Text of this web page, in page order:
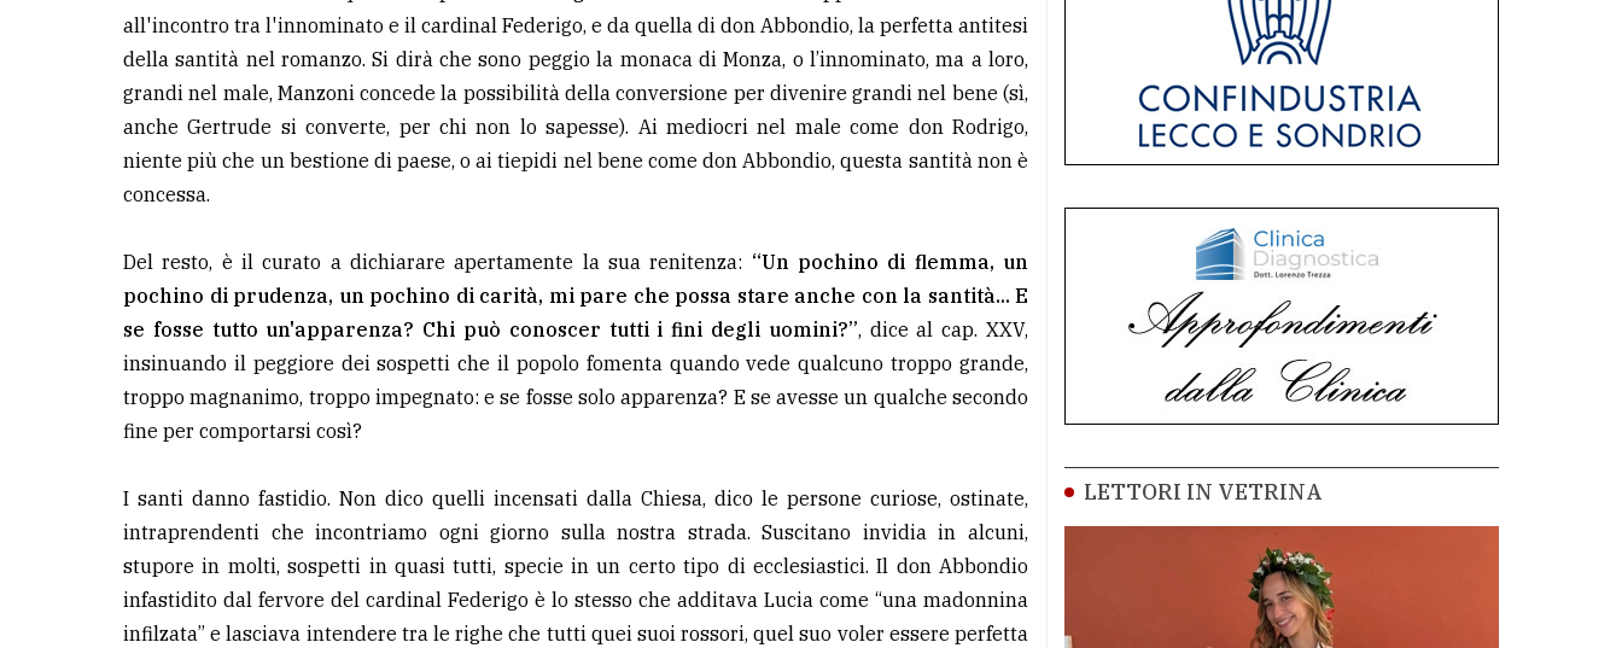
all'incontro tra l'innominato e il cardinal Federigo, e da quella di don Abbondio, la perfetta antitesi
della santità nel romanzo. Si dirà che sono peggio la monaca di Monza, o l’innominato, ma a loro,
grandi nel male, Manzoni concede la possibilità della conversione per divenire grandi nel bene (sì,
anche Gertrude si converte, per chi non lo sapesse). Ai mediocri nel male come don Rodrigo,
niente più che un bestione di paese, o ai tiepidi nel bene come don Abbondio, questa santità non è
concessa.
Del resto, è il curato a dichiarare apertamente la sua renitenza: “Un pochino di flemma, un
pochino di prudenza, un pochino di carità, mi pare che possa stare anche con la santità... E
se fosse tutto un'apparenza? Chi può conoscer tutti i fini degli uomini?”, dice al cap. XXV,
insinuando il peggiore dei sospetti che il popolo fomenta quando vede qualcuno troppo grande,
troppo magnanimo, troppo impegnato: e se fosse solo apparenza? E se avesse un qualche secondo
fine per comportarsi così?
I santi danno fastidio. Non dico quelli incensati dalla Chiesa, dico le persone curiose, ostinate,
intraprendenti che incontriamo ogni giorno sulla nostra strada. Suscitano invidia in alcuni,
stupore in molti, sospetti in quasi tutti, specie in un certo tipo di ecclesiastici. Il don Abbondio
infastidito dal fervore del cardinal Federigo è lo stesso che additava Lucia come “una madonnina
infilzata” e lasciava intendere tra le righe che tutti quei suoi rossori, quel suo voler essere perfetta
LETTORI IN VETRINA